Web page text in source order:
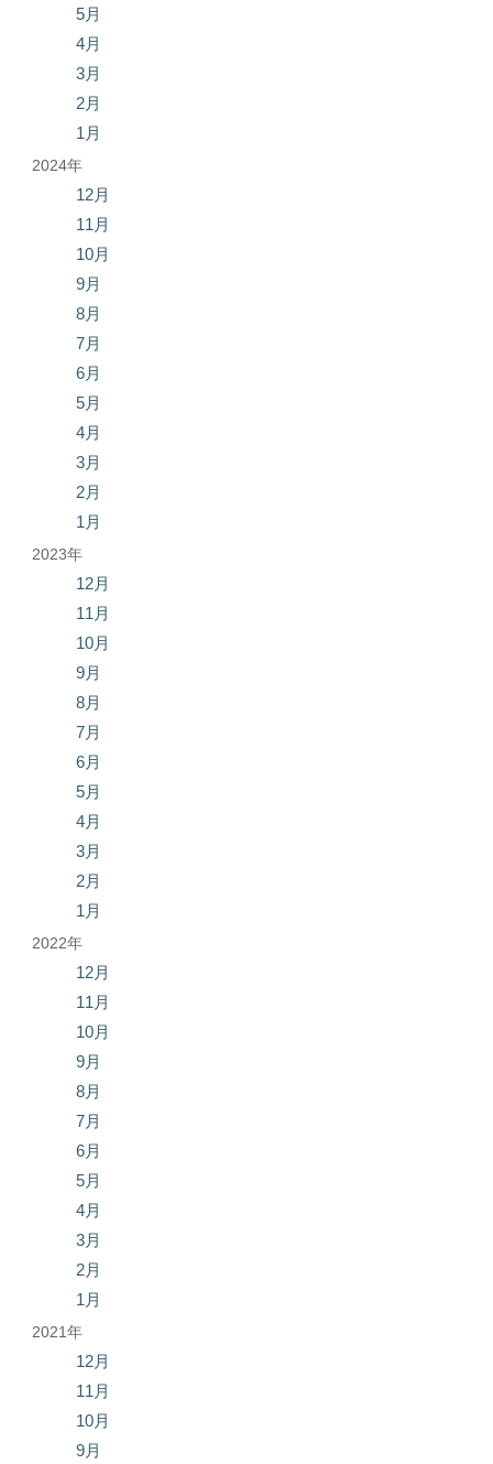
5月
4月
3月
2月
1月
2024年
12月
11月
10月
9月
8月
7月
6月
5月
4月
3月
2月
1月
2023年
12月
11月
10月
9月
8月
7月
6月
5月
4月
3月
2月
1月
2022年
12月
11月
10月
9月
8月
7月
6月
5月
4月
3月
2月
1月
2021年
12月
11月
10月
9月